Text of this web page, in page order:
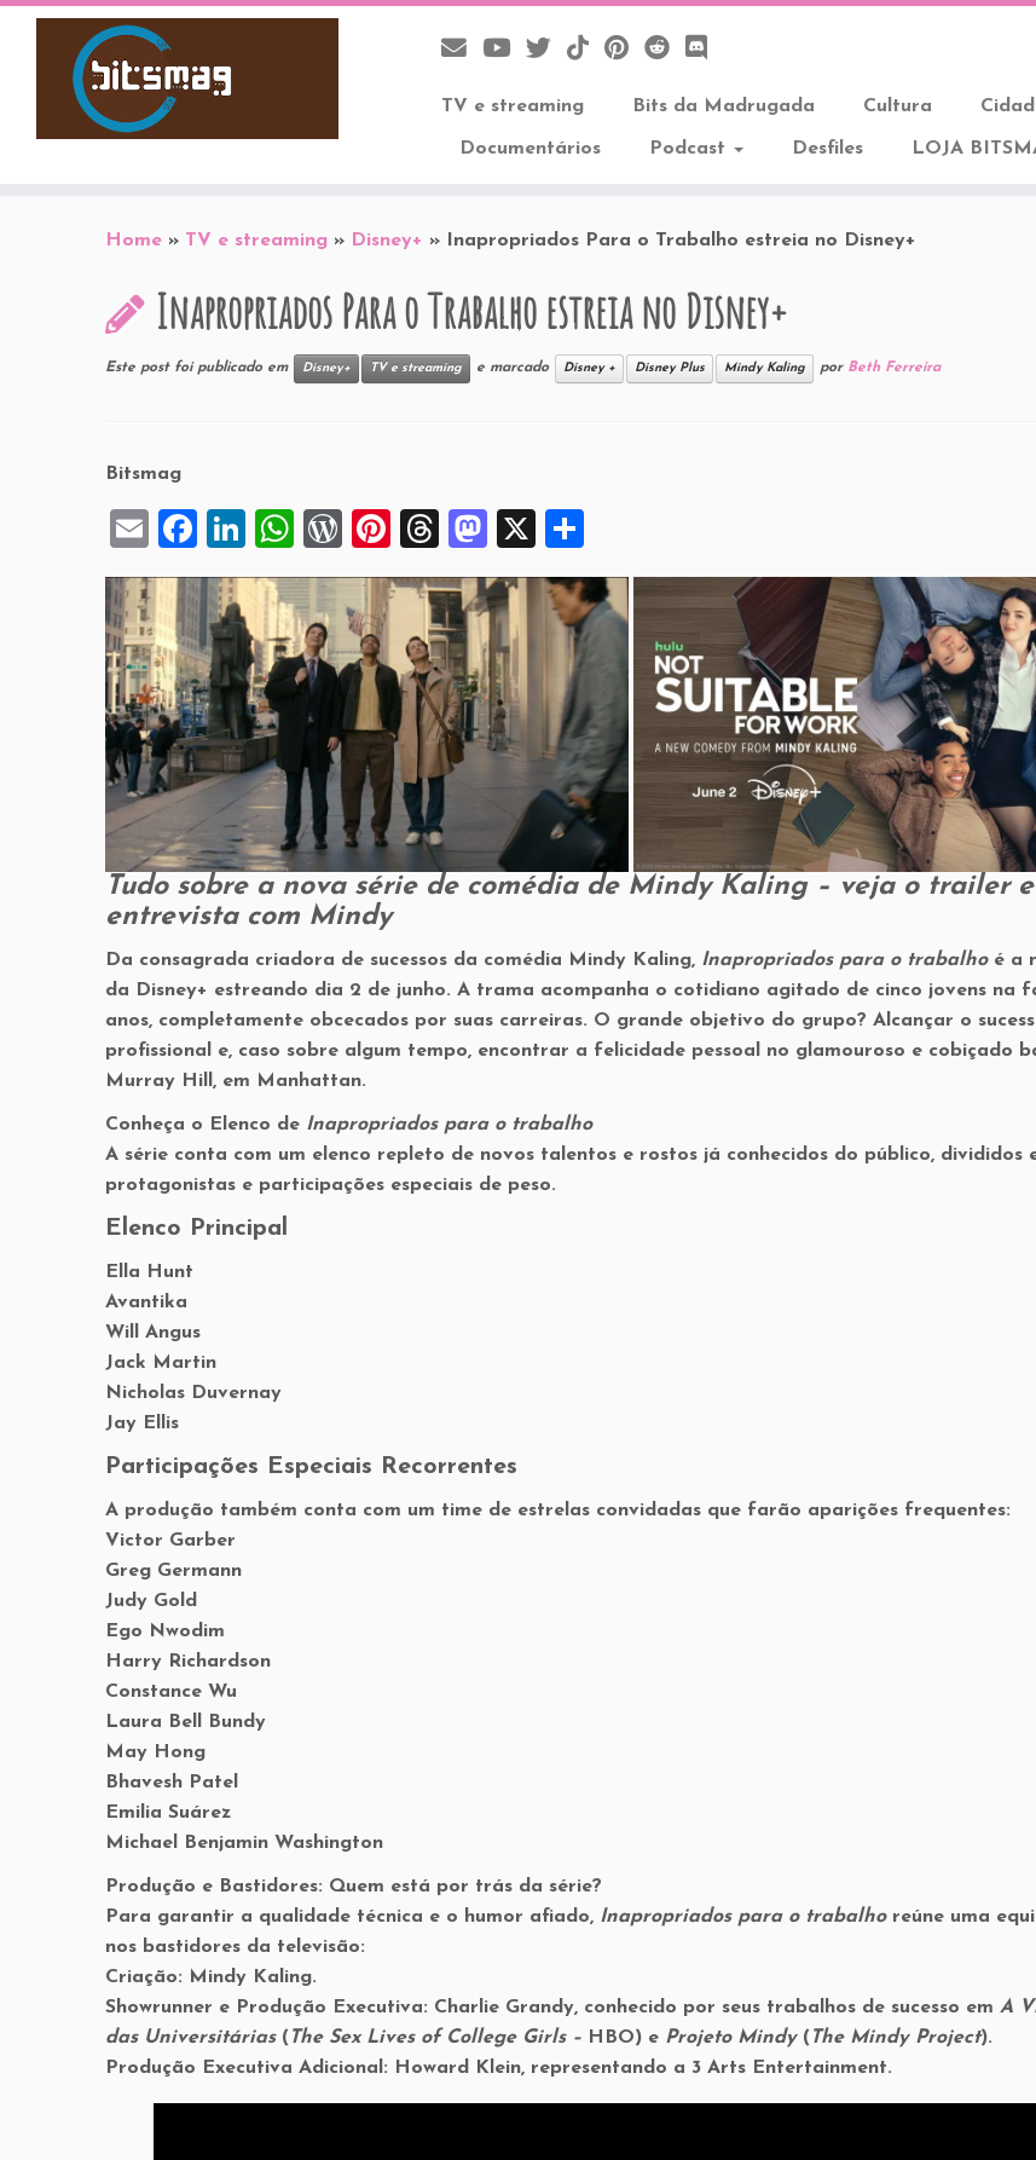
TV e streaming Bits da Madrugada Cultura
Documentários Podcast Desfiles LOJA
Home » TV e streaming » Disney+ » Inapropriados Para o Trabalho estreia no Disney+
Inapropriados Para o Trabalho estreia no Disney+
Este post foi publicado em Disney+ TV e streaming e marcado Disney + Disney Plus Mindy Kaling por Beth Ferreira
Bitsmag
E
m
ai
l
F
a
c
e
b
o
o
k
Li
n
k
e
dI
n
W
h
at
s
A
p
p
W
or
d
P
re
ss
Pi
nt
er
es
t
T
hr
e
a
d
s
M
a
st
o
d
o
n
X
h
ar
e
Tudo sobre a nova série de comédia de Mindy Kaling – veja o trailer
entrevista com Mindy
Da consagrada criadora de sucessos da comédia Mindy Kaling, Inapropriados para o trabalhoé a
da Disney+ estreando dia 2 de junho. A trama acompanha o cotidiano agitado de cinco jovens na
anos, completamente obcecados por suas carreiras. O grande objetivo do grupo? Alcançar o
profissional e, caso sobre algum tempo, encontrar a felicidade pessoal no glamouroso e cobiçado
Murray Hill, em Manhattan.
Conheça o Elenco de Inapropriados para o trabalho
A série conta com um elenco repleto de novos talentos e rostos já conhecidos do público, divididos
protagonistas e participações especiais de peso.
Elenco Principal
Ella Hunt
Avantika
Will Angus
Jack Martin
Nicholas Duvernay
Jay Ellis
Participações Especiais Recorrentes
A produção também conta com um time de estrelas convidadas que farão aparições frequentes:
Victor Garber
Greg Germann
Judy Gold
Ego Nwodim
Harry Richardson
Constance Wu
Laura Bell Bundy
May Hong
Bhavesh Patel
Emilia Suárez
Michael Benjamin Washington
Produção e Bastidores: Quem está por trás da série?
Para garantir a qualidade técnica e o humor afiado, Inapropriados para o trabalhoreúne uma
nos bastidores da televisão:
Criação: Mindy Kaling.
Showrunner e Produção Executiva: Charlie Grandy, conhecido por seus trabalhos de sucesso em A
das Universitárias(The Sex Lives of College Girls – HBO) e Projeto Mindy(The Mindy Project).
Produção Executiva Adicional: Howard Klein, representando a 3 Arts Entertainment.